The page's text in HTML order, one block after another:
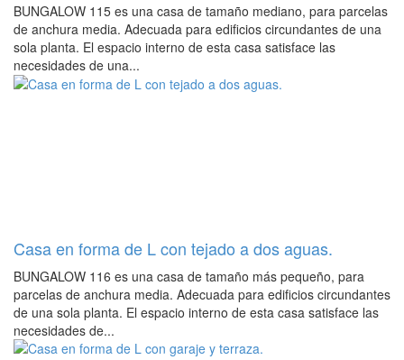
BUNGALOW 115 es una casa de tamaño mediano, para parcelas
de anchura media. Adecuada para edificios circundantes de una
sola planta. El espacio interno de esta casa satisface las
necesidades de una...
Casa en forma de L con tejado a dos aguas.
BUNGALOW 116 es una casa de tamaño más pequeño, para
parcelas de anchura media. Adecuada para edificios circundantes
de una sola planta. El espacio interno de esta casa satisface las
necesidades de...